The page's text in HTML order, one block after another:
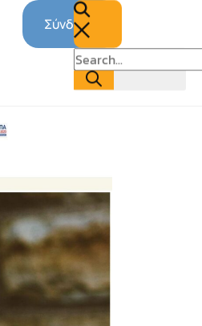
Σύνδεση